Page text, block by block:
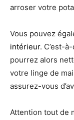
arroser votre
Vous pouvez
intérieur. C’est-
pourrez alors
votre linge de
assurez-vous
Attention tout de